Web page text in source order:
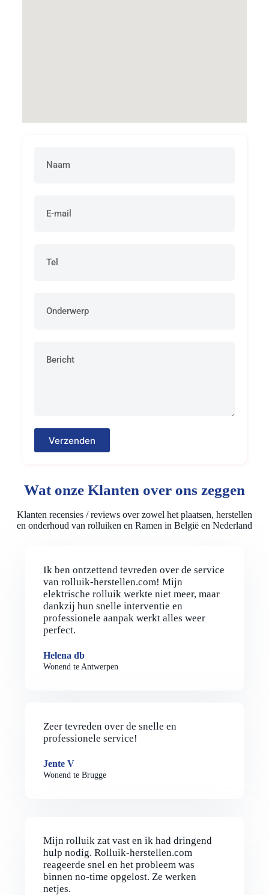
Verzenden
Wat onze Klanten over ons zeggen
Klanten recensies / reviews over zowel het plaatsen, herstellen
en onderhoud van rolluiken en Ramen in België en Nederland
Ik ben ontzettend tevreden over de service
van rolluik-herstellen.com! Mijn
elektrische rolluik werkte niet meer, maar
dankzij hun snelle interventie en
professionele aanpak werkt alles weer
perfect.
Helena db
Wonend te Antwerpen
Zeer tevreden over de snelle en
professionele service!
Jente V
Wonend te Brugge
Mijn rolluik zat vast en ik had dringend
hulp nodig. Rolluik-herstellen.com
reageerde snel en het probleem was
binnen no-time opgelost. Ze werken
netjes.